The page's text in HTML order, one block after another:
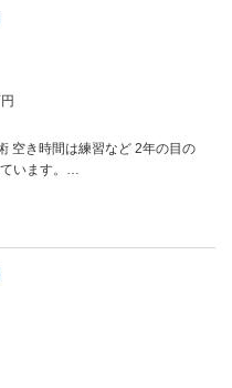
空き時間は練習など 2年の目の
います。…